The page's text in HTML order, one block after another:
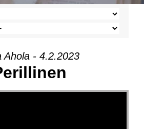
Ahola - 4.2.2023